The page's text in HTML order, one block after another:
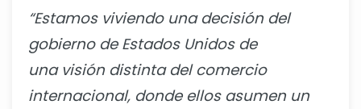
“Estamos viviendo una decisión del
gobierno de Estados Unidos de
una visión distinta del comercio
internacional, donde ellos asumen un